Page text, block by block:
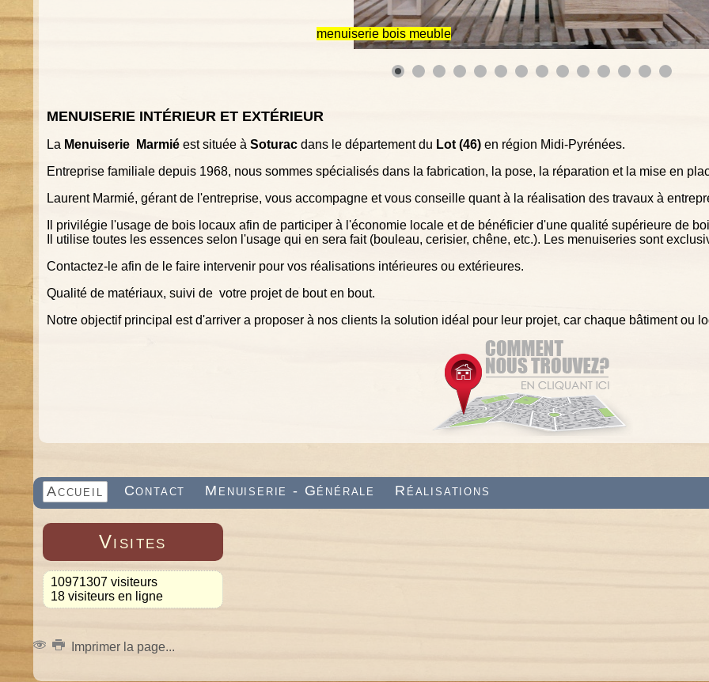
menuiserie bois meuble
MENUISERIE INTÉRIEUR ET EXTÉRIEUR
La Menuiserie Marmié est située à Soturac dans le département du Lot (46) en région Midi-Pyrénées.
Entreprise familiale depuis 1968, nous sommes spécialisés dans la fabrication, la pose, la réparation et la mise en
Laurent Marmié, gérant de l'entreprise, vous accompagne et vous conseille quant à la réalisation des travaux à
Il privilégie l'usage de bois locaux afin de participer à l'économie locale et de bénéficier d'une qualité supérieure de
Il utilise toutes les essences selon l'usage qui en sera fait (bouleau, cerisier, chêne, etc.). Les menuiseries sont
Contactez-le afin de le faire intervenir pour vos réalisations intérieures ou extérieures.
Qualité de matériaux, suivi de votre projet de bout en bout.
Notre objectif principal est d'arriver a proposer à nos clients la solution idéal pour leur projet, car chaque bâtiment ou
Accueil Contact Menuiserie - Générale Réalisations
Visites
10971307 visiteurs
18 visiteurs en ligne
Imprimer la page...